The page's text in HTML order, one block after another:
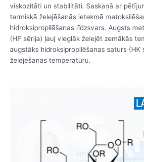
viskozitāti un stabilitāti. Saskaņā ar
termiskā želejēšanās ietekmē
hidroksipropilēšanas līdzsvars. Augsts
(HF sērija) ļauj vieglāk želejēt zemākās
augstāks hidroksipropilēšanas saturs (HK
želejēšanās temperatūru.